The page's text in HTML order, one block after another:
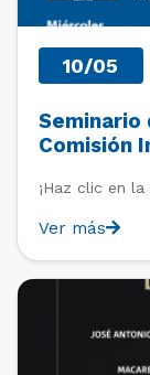
10/05
Seminario
Comisión
¡Haz clic en
Ver más